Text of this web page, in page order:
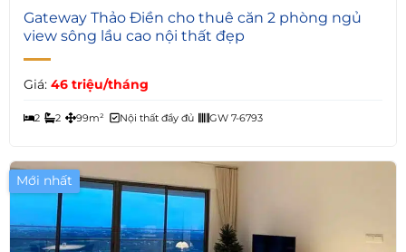
4
Gateway Thảo Điền cho thuê căn 2 phòng ngủ
view sông lầu cao nội thất đẹp
Giá: 46 triệu/tháng
2 2 99m² Nội thất đầy đủ GW 7-6793
Mới nhất